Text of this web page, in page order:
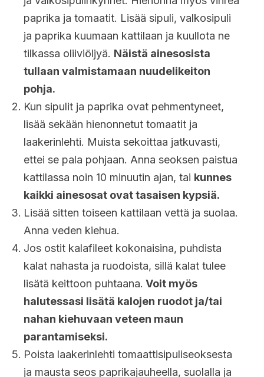
paprika ja tomaatit. Lisää sipuli, valkosipuli
ja paprika kuumaan kattilaan ja kuullota ne
tilkassa oliiviöljyä. Näistä ainesosista
tullaan valmistamaan nuudelikeiton
pohja.
Kun sipulit ja paprika ovat pehmentyneet,
lisää sekään hienonnetut tomaatit ja
laakerinlehti. Muista sekoittaa jatkuvasti,
ettei se pala pohjaan. Anna seoksen paistua
kattilassa noin 10 minuutin ajan, tai kunnes
kaikki ainesosat ovat tasaisen kypsiä.
Lisää sitten toiseen kattilaan vettä ja suolaa.
Anna veden kiehua.
Jos ostit kalafileet kokonaisina, puhdista
kalat nahasta ja ruodoista, sillä kalat tulee
lisätä keittoon puhtaana. Voit myös
halutessasi lisätä kalojen ruodot ja/tai
nahan kiehuvaan veteen maun
parantamiseksi.
Poista laakerinlehti tomaattisipuliseoksesta
ja mausta seos paprikajauheella, suolalla ja